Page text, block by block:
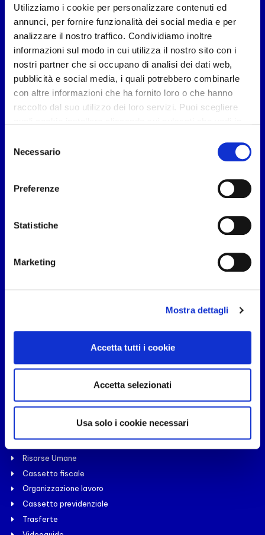
Utilizziamo i cookie per personalizzare contenuti ed
annunci, per fornire funzionalità dei social media e per
analizzare il nostro traffico. Condividiamo inoltre
informazioni sul modo in cui utilizza il nostro sito con i
nostri partner che si occupano di analisi dei dati web,
pubblicità e social media, i quali potrebbero combinarle
con altre informazioni che ha fornito loro o che hanno
raccolto dal suo utilizzo dei loro servizi. Puoi scegliere
i cookie; Clicca su “accetta selezionati” per accettare
solamente i cookie che hai deciso di voler installare.
Clicca su “usa solo i cookie necessari” o chiudi il banner
cliccando sulla X in alto a destra per rifiutare tutti i cookie
informazioni in merito ai cookie presenti su questo sito.
delNecessario
Preferenze
Statistiche
Marketing
Mostra dettagli
Accetta tutti i cookie
Accetta selezionati
Usa solo i cookie necessari
RN-331447
Via XXIII settembre 1845, n°95
47921 Rimini
Italia
Facebook
LinkedIn
Privacy Policy
Informativa clienti
Prodotti
Cruscotto
Risorse Umane
Cassetto fiscale
Organizzazione lavoro
Cassetto previdenziale
Trasferte